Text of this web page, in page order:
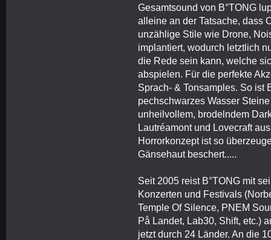
Gesamtsound von B°TONG
alleine an der Tatsache, dass
unzählige Stile wie Drone,
implantiert, wodurch letztlich
die Rede sein kann, welche
abspielen. Für die perfekte
Sprach- & Tonsamples. So ist
pechschwarzes Wasser
unheilvollem, brodelndem
Lautréamont und Lovecraft
Horrorkonzept ist so
Gänsehaut beschert.....
Seit 2005 reist B°TONG mit
Konzerten und Festivals
Temple Of Silence, PNEM
På Landet, Lab30, Shift, etc.)
jetzt durch 24 Länder. An die